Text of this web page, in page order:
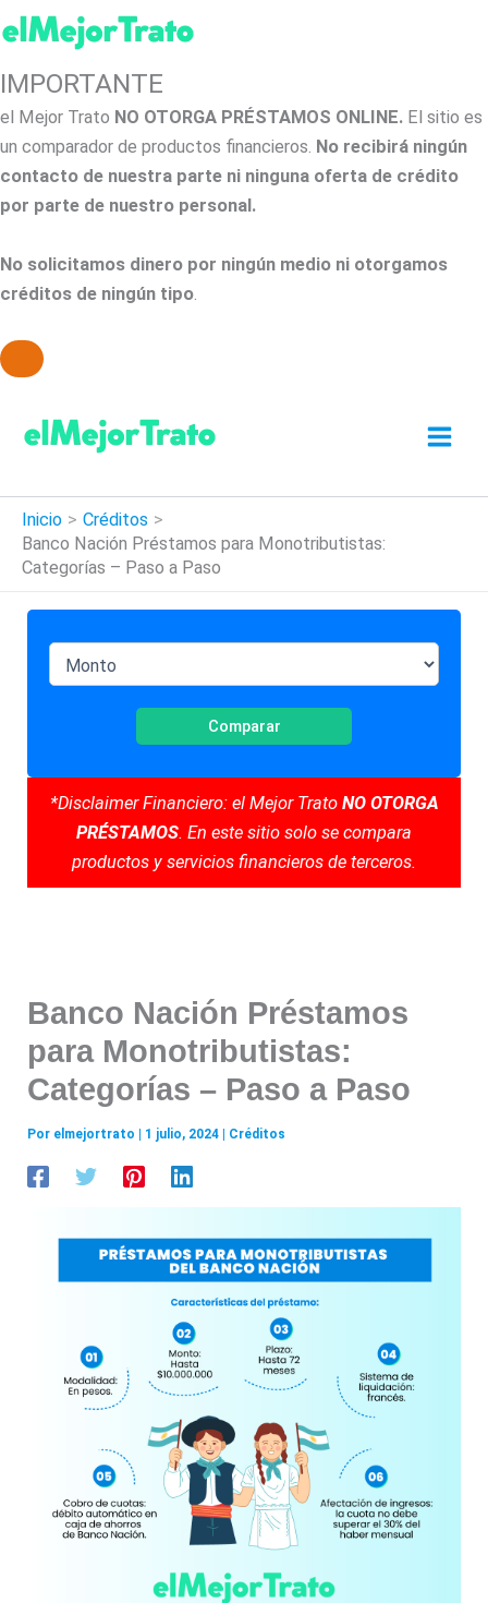
IMPORTANTE
el Mejor Trato NO OTORGA PRÉSTAMOS ONLINE. El sitio es
un comparador de productos financieros. No recibirá ningún
contacto de nuestra parte ni ninguna oferta de crédito
por parte de nuestro personal.
No solicitamos dinero por ningún medio ni otorgamos
créditos de ningún tipo.
contenido
Inicio
Créditos
Banco Nación Préstamos para Monotributistas:
Categorías – Paso a Paso
Comparar
*Disclaimer Financiero: el Mejor Trato NO OTORGA
PRÉSTAMOS. En este sitio solo se compara
productos y servicios financieros de terceros.
Banco Nación Préstamos
para Monotributistas:
Categorías – Paso a Paso
Por elmejortrato 1 julio, 2024 Créditos